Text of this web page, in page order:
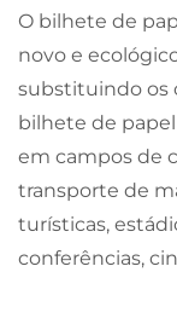
O bilhete de
novo e
substituindo os
bilhete de
em campos de
transporte de
turísticas,
conferências,